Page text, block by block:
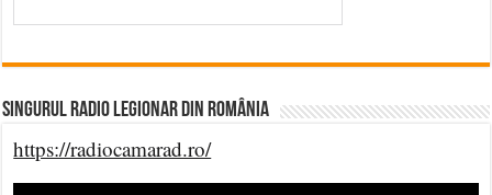
Singurul Radio Legionar din România
https://radiocamarad.ro/